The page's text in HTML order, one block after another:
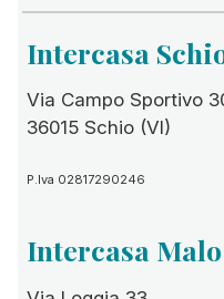
Intercasa
Via Campo Sportivo
36015 Schio (VI)
P.Iva 02817290246
Intercasa Malo